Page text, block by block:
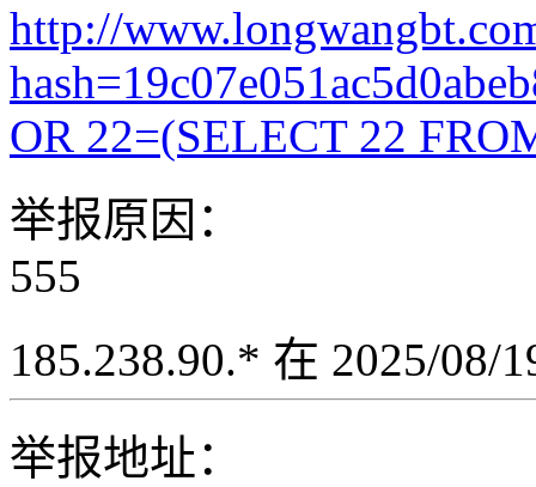
http://
OR 22=(SELECT 22
举报原因：
555
185.238.90.* 在 2025/08/
举报地址：